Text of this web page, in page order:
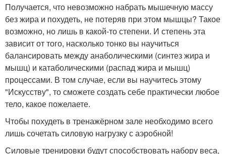
Получается, что невозможно набрать мышечную массу
без жира и похудеть, не потеряв при этом мышцы? Такое
возможно, но лишь в какой-то степени. И степень эта
зависит от того, насколько тонко вы научиться
балансировать между анаболическими (синтез жира и
мышц) и катаболическими (распад жира и мышц)
процессами. В том случае, если вы научитесь этому
"Искусству", то сможете создать себе практически любое
тело, какое пожелаете.
Чтобы похудеть в тренажёрном зале необходимо всего
лишь сочетать силовую нагрузку с аэробной!
Силовые тренировки будут способствовать набору веса,